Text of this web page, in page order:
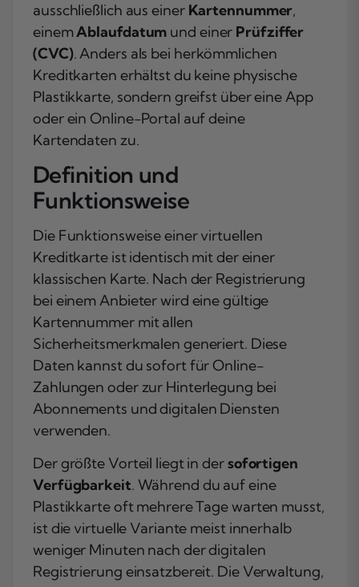
ausschließlich aus einer Kartennummer,
einemAblaufdatum und einer Prüfziffer
(CVC). Anders als bei herkömmlichen
Kreditkarten erhältst du keine physische
Plastikkarte, sondern greifst über eine App
oder ein Online-Portal auf deine
Kartendaten zu.
Definition und
Funktionsweise
Die Funktionsweise einer virtuellen
Kreditkarte ist identisch mit der einer
klassischen Karte. Nach der Registrierung
bei einem Anbieter wird eine gültige
Kartennummer mit allen
Sicherheitsmerkmalen generiert. Diese
Daten kannst du sofort für Online-
Zahlungen oder zur Hinterlegung bei
Abonnements und digitalen Diensten
verwenden.
Der größte Vorteil liegt in dersofortigen
Verfügbarkeit. Während du auf eine
Plastikkarte oft mehrere Tage warten musst,
ist die virtuelle Variante meist innerhalb
weniger Minuten nach der digitalen
Registrierung einsatzbereit. Die Verwaltung,